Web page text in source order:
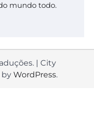
mundo todo.
| City
by WordPress.